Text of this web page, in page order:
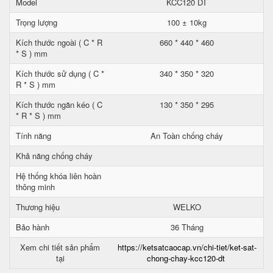
Trọng lượng
100 ± 10kg
Kích thước ngoài ( C * R
* S ) mm
660 * 440 * 460
Kích thước sử dụng ( C *
R * S ) mm
340 * 350 * 320
Kích thước ngăn kéo ( C
* R * S ) mm
130 * 350 * 295
Tính năng
An Toàn chống cháy
Khả năng chống cháy
Hệ thống khóa liên hoàn
thông minh
Thương hiệu
WELKO
Bảo hành
36 Tháng
Xem chi tiết sản phẩm
tại
https://ketsatcaocap.vn/chi-tiet/ket-sat-
chong-chay-kcc120-dt